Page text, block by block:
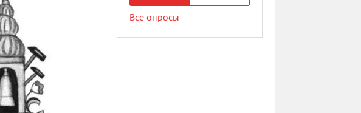
Все опросы